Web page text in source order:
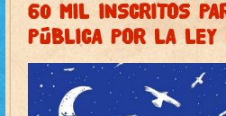
60 MIL INSCRITOS
PÚBLICA POR LA LEY